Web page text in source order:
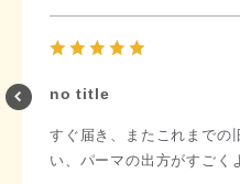
no title
すぐ届き、またこれまでの
い、パーマの出方がすごく